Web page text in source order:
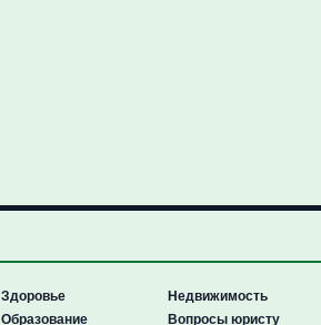
Здоровье
Образование
Недвижимость
Вопросы юристу